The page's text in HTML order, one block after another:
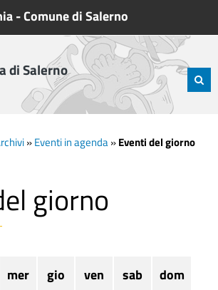
-Comune di Salerno
di Salerno
»Eventi in agenda»Eventi del giorno
giorno
mer gio ven sab dom